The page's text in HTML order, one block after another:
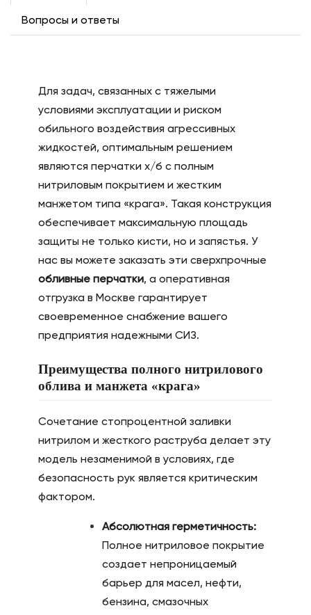
Вопросы и ответы
Для задач, связанных с тяжелыми
условиями эксплуатации и риском
обильного воздействия агрессивных
жидкостей, оптимальным решением
являются перчатки х/б с полным
нитриловым покрытием и жестким
манжетом типа «крага». Такая конструкция
обеспечивает максимальную площадь
защиты не только кисти, но и запястья. У
нас вы можете заказать эти сверхпрочные
обливные перчатки, а оперативная
отгрузка в Москве гарантирует
своевременное снабжение вашего
предприятия надежными СИЗ.
Преимущества полного нитрилового
облива и манжета «крага»
Сочетание стопроцентной заливки
нитрилом и жесткого раструба делает эту
модель незаменимой в условиях, где
безопасность рук является критическим
фактором.
Абсолютная герметичность:
Полное нитриловое покрытие
создает непроницаемый
барьер для масел, нефти,
бензина, смазочных